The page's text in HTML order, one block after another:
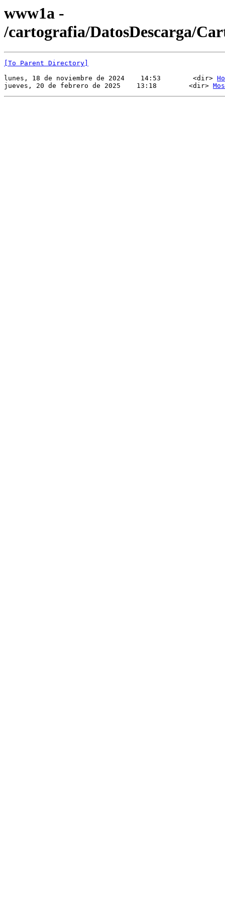
www1a -
/cartografia/DatosDescarga/
[To Parent Directory]
lunes, 18 de noviembre de 2024    14:53        <dir>
jueves, 20 de febrero de 2025    13:18        <dir>